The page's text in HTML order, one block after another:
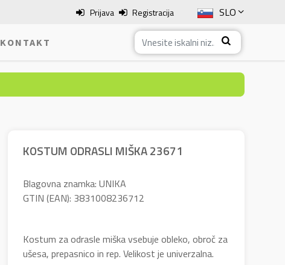
SLO
ENG
ITA
Prijava Registracija
KONTAKT
KOSTUM ODRASLI MIŠKA 23671
Blagovna znamka: UNIKA
GTIN (EAN): 3831008236712
Kostum za odrasle miška vsebuje obleko, obroč za
ušesa, prepasnico in rep. Velikost je univerzalna.